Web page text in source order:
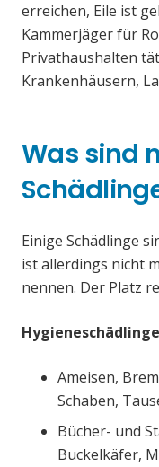
erreichen, Eile ist
Kammerjäger für
Privathaushalten
Krankenhäusern,
Was sind
Einige Schädlinge
ist allerdings nicht
nennen. Der Platz
Ameisen,
Schaben,
Bücher- und
Buckelkäfer,